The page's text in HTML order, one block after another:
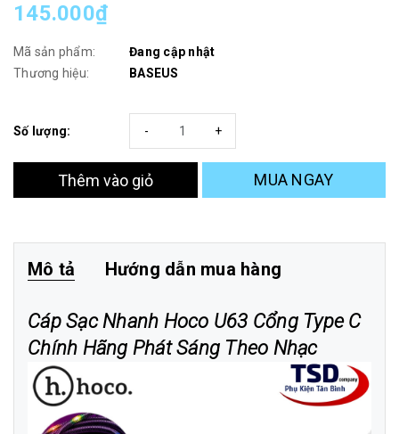
145.000₫
Mã sản phẩm:
Đang cập nhật
Thương hiệu:
BASEUS
Số lượng: +
-
Thêm vào giỏ MUA NGAY
Mô tả Hướng dẫn mua hàng
Cáp Sạc Nhanh Hoco U63 Cổng Type C
Chính Hãng Phát Sáng Theo Nhạc